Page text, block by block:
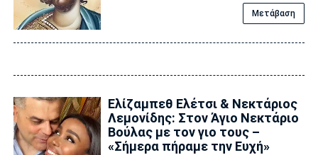
Μετάβαση
Ελίζαμπεθ Ελέτσι & Νεκτάριος
Λεμονίδης: Στον Άγιο Νεκτάριο
Βούλας με τον γιο τους –
«Σήμερα πήραμε την Ευχή»